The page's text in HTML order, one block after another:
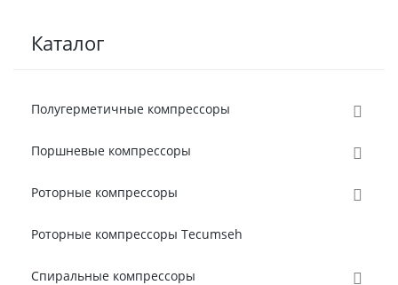
Каталог
Полугерметичные компрессоры
Поршневые компрессоры
Роторные компрессоры
Роторные компрессоры Tecumseh
Спиральные компрессоры